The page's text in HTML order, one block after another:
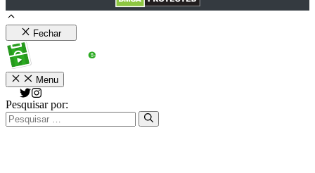
Fechar
Menu
Pesquisar por: